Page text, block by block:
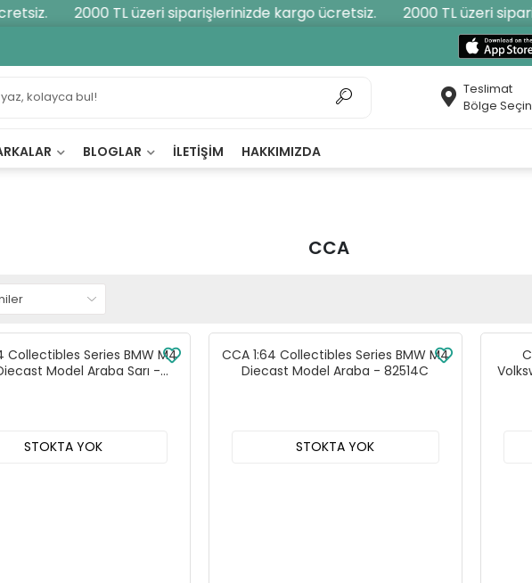
2000 TL üzeri siparişlerinizde kargo ücretsiz. 2000 TL üzeri
Teslimat
Bölge Seçin
BLOGLAR İLETIŞIM HAKKIMIZDA
CCA
Collectibles Series BMW M4
Model Araba Sarı -
STOKTA YOK
CCA 1:64 Collectibles Series BMW M4
Diecast Model Araba - 82514C
STOKTA YOK